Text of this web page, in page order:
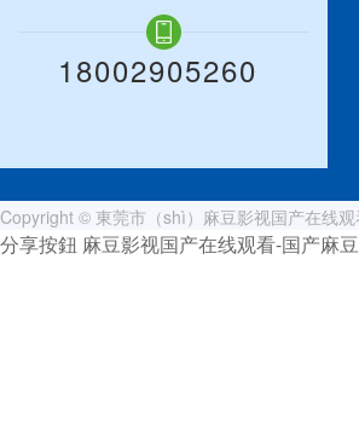
18002905260
Copyright © 東莞市（shì）麻豆影视国产在线
分享按鈕 麻豆影视国产在线观看-国产麻